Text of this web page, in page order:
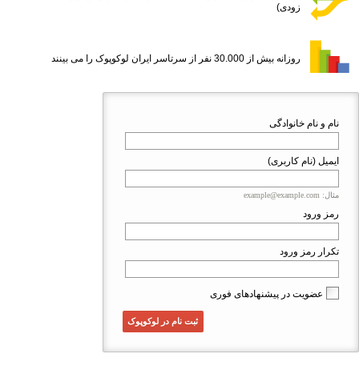
زودی)
روزانه بیش از 30.000 نفر از سرتاسر ایران لوکوپوک را می بینند
نام و نام خانوادگی
ایمیل (نام کاربری)
مثال: example@example.com
رمز ورود
تکرار رمز ورود
عضویت در پیشنهادهای فوری
ثبت نام در لوکوپوک